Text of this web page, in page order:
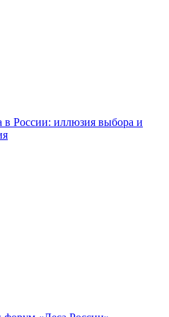
в России: иллюзия выбора и